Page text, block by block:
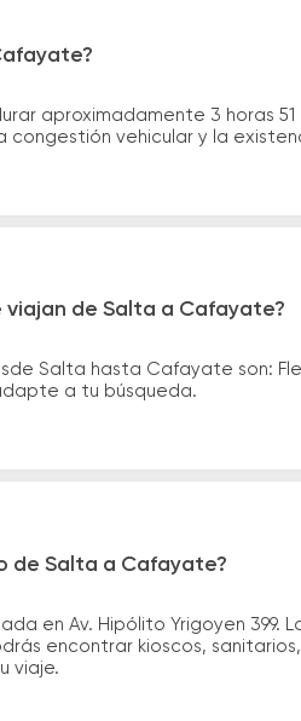
aproximadamente 3 horas
congestión vehicular y la
viajan de Salta a Cafayate?
Salta hasta Cafayate son:
a tu búsqueda.
de Salta a Cafayate?
en Av. Hipólito Yrigoyen
encontrar kioscos,
viaje.